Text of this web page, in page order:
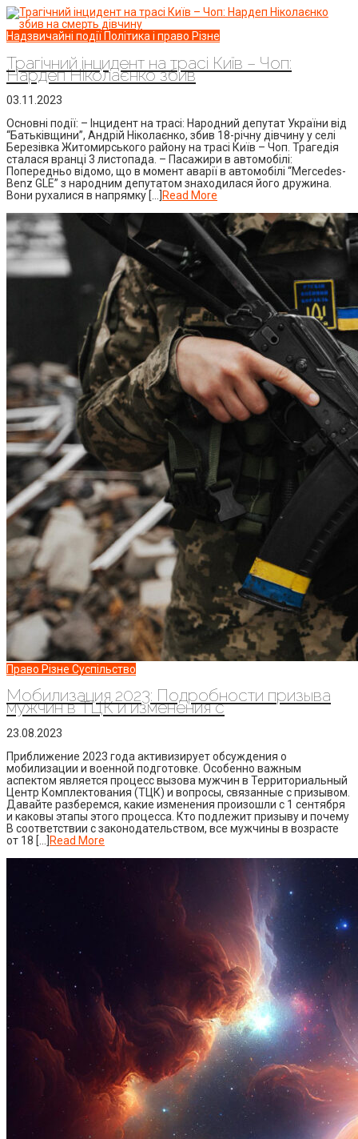
Надзвичайні події Політика і право Різне
Трагічний інцидент на трасі Київ – Чоп:
Нардеп Ніколаєнко збив
03.11.2023
Основні події: – Інцидент на трасі: Народний депутат України від
“Батьківщини”, Андрій Ніколаєнко, збив 18-річну дівчину у селі
Березівка Житомирського району на трасі Київ – Чоп. Трагедія
сталася вранці 3 листопада. – Пасажири в автомобілі:
Попередньо відомо, що в момент аварії в автомобілі “Mercedes-
Benz GLE” з народним депутатом знаходилася його дружина.
Вони рухалися в напрямку […]
Read More
Право Різне Суспільство
Мобилизация 2023: Подробности призыва
мужчин в ТЦК и изменения с
23.08.2023
Приближение 2023 года активизирует обсуждения о
мобилизации и военной подготовке. Особенно важным
аспектом является процесс вызова мужчин в Территориальный
Центр Комплектования (ТЦК) и вопросы, связанные с призывом.
Давайте разберемся, какие изменения произошли с 1 сентября
и каковы этапы этого процесса. Кто подлежит призыву и почему
В соответствии с законодательством, все мужчины в возрасте
от 18 […]
Read More